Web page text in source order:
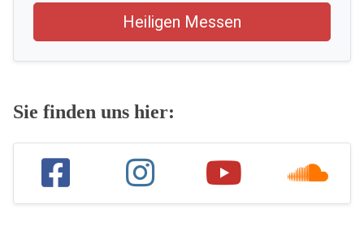
Heiligen Messen
Sie finden uns hier: